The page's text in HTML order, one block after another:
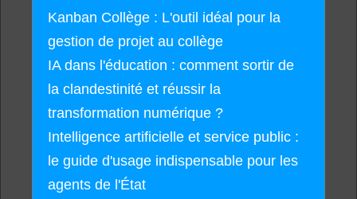
Kanban Collège : L'outil idéal pour la
gestion de projet au collège
IA dans l'éducation : comment sortir de
la clandestinité et réussir la
transformation numérique ?
Intelligence artificielle et service public :
le guide d'usage indispensable pour les
agents de l'État